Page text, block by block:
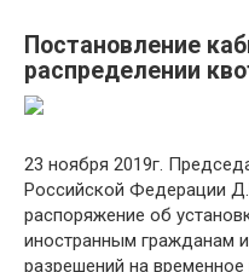
Постановление
распределении
23 ноября 2019г.
Российской Федерации
распоряжение об
иностранным гражданам
разрешений на